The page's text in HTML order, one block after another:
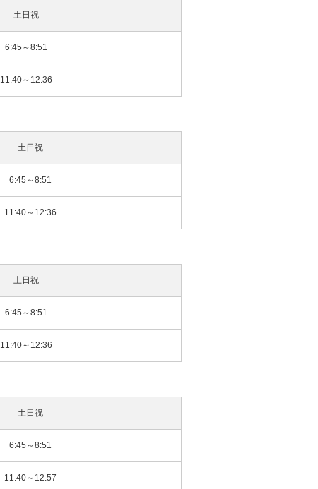
土日祝
6:45～8:51
11:40～12:36
土日祝
6:45～8:51
11:40～12:36
土日祝
6:45～8:51
11:40～12:36
土日祝
6:45～8:51
11:40～12:57